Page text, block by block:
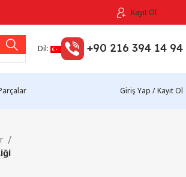
Kayıt Ol
Dil: +90 216 394 14 94
Giriş Yap / Kayıt Ol